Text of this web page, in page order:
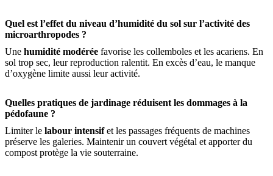
Quel est l’effet du niveau d’humidité du sol sur l’activité des
microarthropodes ?
Une humidité modérée favorise les collemboles et les acariens. En
sol trop sec, leur reproduction ralentit. En excès d’eau, le manque
d’oxygène limite aussi leur activité.
Quelles pratiques de jardinage réduisent les dommages à la
pédofaune ?
Limiter le labour intensifet les passages fréquents de machines
préserve les galeries. Maintenir un couvert végétal et apporter du
compost protège la vie souterraine.